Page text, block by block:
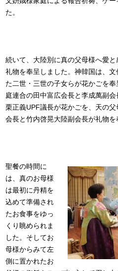
た。
続いて、大陸別に真の父母様へ愛
礼物を奉呈しました。神韓国は、
た二世・三世の子女らが花かごを
庭連合の田中富広会長と李成萬副
栗正義UPF議長が花かごを、天の
会長と竹内啓晃大陸副会長が礼物を
聖餐の時間に
は、真のお母様
は最初に丹精を
込めて準備され
たお食事をゆっ
くり眺められま
した。そしてお
母様からみて左
側に置かれたお